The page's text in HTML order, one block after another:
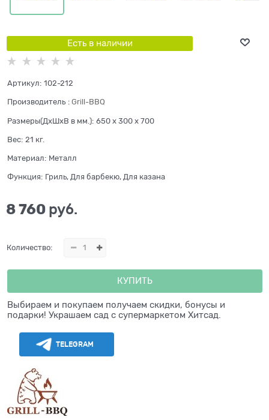
Есть в наличии
Артикул: 102-212
Производитель : Grill-BBQ
Размеры(ДхШхВ в мм.): 650 x 300 x 700
Вес: 21 кг.
Материал: Металл
Функция: Гриль, Для барбекю, Для казана
8 760 руб.
Количество:
КУПИТЬ
Выбираем и покупаем получаем скидки, бонусы и
подарки! Украшаем сад с супермаркетом Хитсад.
TELEGRAM